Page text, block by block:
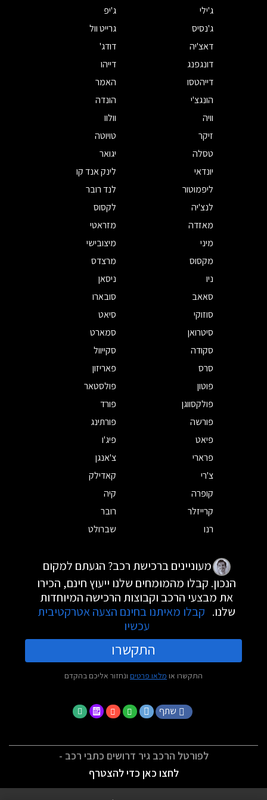
ג'ילי
ג'יפ
ג'נסיס
גרייט וול
דאצ'יה
דודג'
דונגפנג
דייהו
דייהטסו
האמר
הונגצ'י
הונדה
וויה
וולוו
זיקר
טויוטה
טסלה
יגואר
יונדאי
לינק אנד קו
ליפמוטור
לנד רובר
לנצ'יה
לקסוס
מאזדה
מזראטי
מיני
מיצובישי
מקסוס
מרצדס
ניו
ניסאן
סאאב
סובארו
סוזוקי
סיאט
סיטרואן
סמארט
סקודה
סקייוול
סרס
פאריזון
פוטון
פולסטאר
פולקסווגן
פורד
פורשה
פורתינג
פיאט
פיג'ו
פרארי
צ'אנגן
צ'רי
קאדילק
קופרה
קיה
קרייזלר
רובר
רנו
שברולט
מעוניינים ברכישת רכב? הגעתם למקום
הנכון. קבלו מהמומחים שלנו ייעוץ חינם, הכירו
את מבצעי הרכב וקבוצות הרכישה המיוחדות
שלנו. קבלו מאיתנו בחינם הצעה אטרקטיבית
עכשיו
התקשרו
התקשרו או מלאו פרטים ונחזור אליכם בהקדם
שתף
לפורטל הרכב גיר דרושים כתבי רכב -
לחצו כאן כדי להצטרף